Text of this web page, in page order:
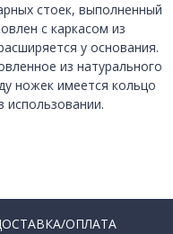
стоек, выполненный
с каркасом из
у основания.
из натурального
ножек имеется кольцо
использовании.
ОПЛАТА